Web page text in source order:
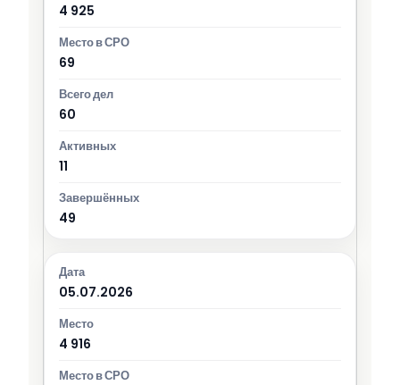
4 925
69
60
11
49
05.07.2026
4 916